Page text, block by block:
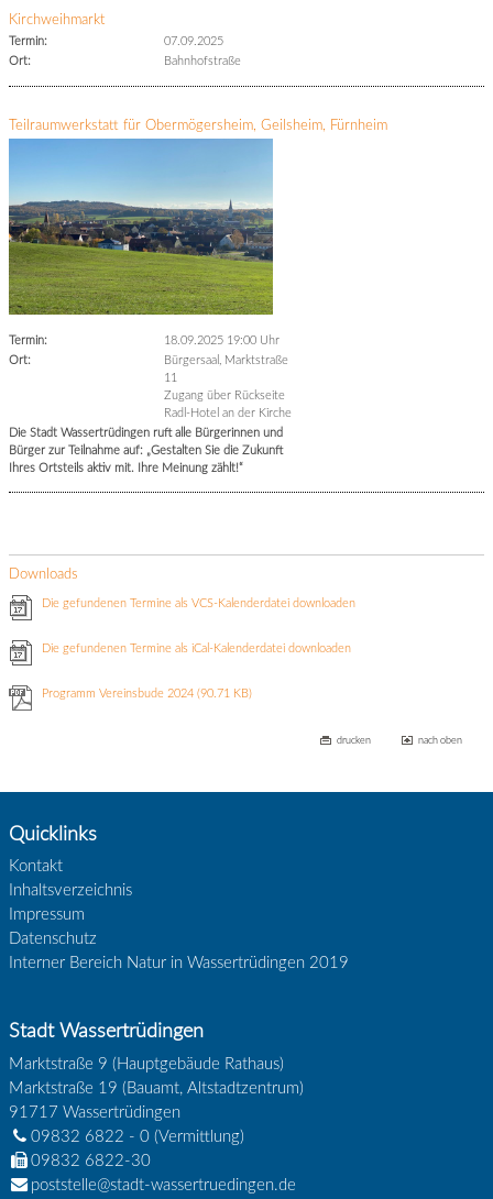
Kirchweihmarkt
Termin:
07.09.2025
Ort:
Bahnhofstraße
Teilraumwerkstatt für Obermögersheim, Geilsheim, Fürnheim
Termin:
18.09.2025 19:00 Uhr
Ort:
Bürgersaal, Marktstraße
11
Zugang über Rückseite
Radl-Hotel an der Kirche
Die Stadt Wassertrüdingen ruft alle Bürgerinnen und
Bürger zur Teilnahme auf: „Gestalten Sie die Zukunft
Ihres Ortsteils aktiv mit. Ihre Meinung zählt!“
Downloads
Die gefundenen Termine als VCS-Kalenderdatei downloaden
Die gefundenen Termine als iCal-Kalenderdatei downloaden
Programm Vereinsbude 2024(90.71 KB)
drucken nach oben
Quicklinks
Kontakt
Inhaltsverzeichnis
Impressum
Datenschutz
Interner Bereich Natur in Wassertrüdingen 2019
Stadt Wassertrüdingen
Marktstraße 9 (Hauptgebäude Rathaus)
Marktstraße 19 (Bauamt, Altstadtzentrum)
91717 Wassertrüdingen
09832 6822 - 0(Vermittlung)
09832 6822-30
poststelle@stadt-wassertruedingen.de